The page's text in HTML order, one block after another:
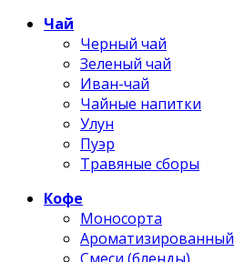
Чай
Черный чай
Зеленый чай
Иван-чай
Чайные напитки
Улун
Пуэр
Травяные сборы
Кофе
Моносорта
Ароматизированный